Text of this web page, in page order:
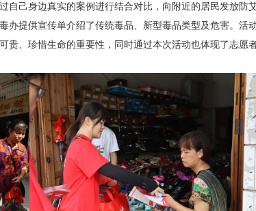
自己身边真实的案例进行结合对比，向附近的居民发放防
办提供宣传单介绍了传统毒品、新型毒品类型及危害。活
贵、珍惜生命的重要性，同时通过本次活动也体现了志愿